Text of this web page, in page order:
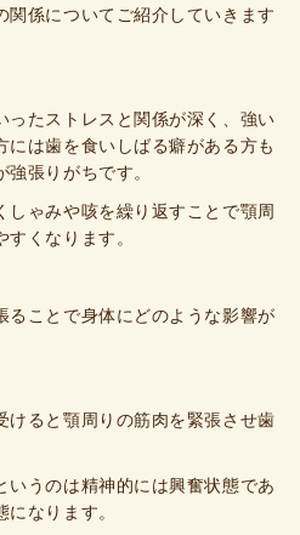
関係についてご紹介していきます
ったストレスと関係が深く、強い
には歯を食いしばる癖がある方も
張りがちです。
しゃみや咳を繰り返すことで顎周
くなります。
ることで身体にどのような影響が
けると顎周りの筋肉を緊張させ歯
いうのは精神的には興奮状態であ
なります。